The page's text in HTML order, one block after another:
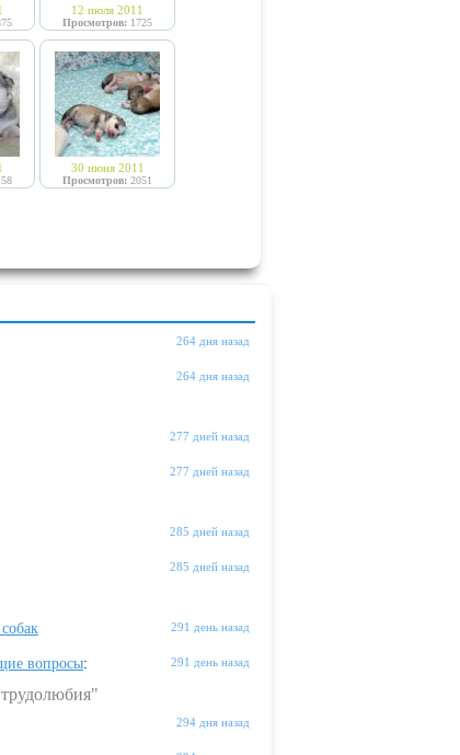
12 июля 2011
Просмотров: 1725
30 июня 2011
Просмотров: 2051
264 дня назад
264 дня назад
277 дней назад
277 дней назад
285 дней назад
285 дней назад
291 день назад
291 день назад
вопросы:
294 дня назад